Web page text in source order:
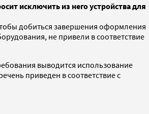
исключить из него устройства для
добиться завершения оформления
не привели в соответствие
выводится использование
приведен в соответствие с